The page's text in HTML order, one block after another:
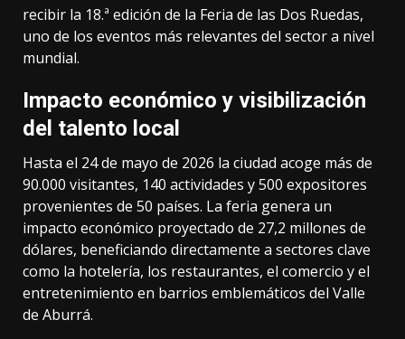
recibir la 18.ª edición de la Feria de las Dos Ruedas,
uno de los eventos más relevantes del sector a nivel
mundial.
Impacto económico y visibilización
del talento local
Hasta el 24 de mayo de 2026 la ciudad acoge más de
90.000 visitantes, 140 actividades y 500 expositores
provenientes de 50 países. La feria genera un
impacto económico proyectado de 27,2 millones de
dólares, beneficiando directamente a sectores clave
como la hotelería, los restaurantes, el comercio y el
entretenimiento en barrios emblemáticos del Valle
de Aburrá.